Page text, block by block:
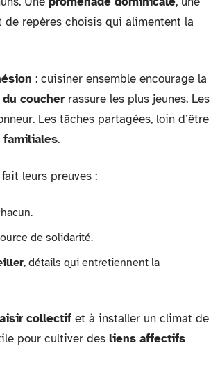
de repères choisis qui alimentent la
: cuisiner ensemble encourage la
coucher rassure les plus jeunes. Les
Les tâches partagées, loin d’être
familiales.
leurs preuves :
de solidarité.
, détails qui entretiennent la
collectif et à installer un climat de
pour cultiver des liens affectifs